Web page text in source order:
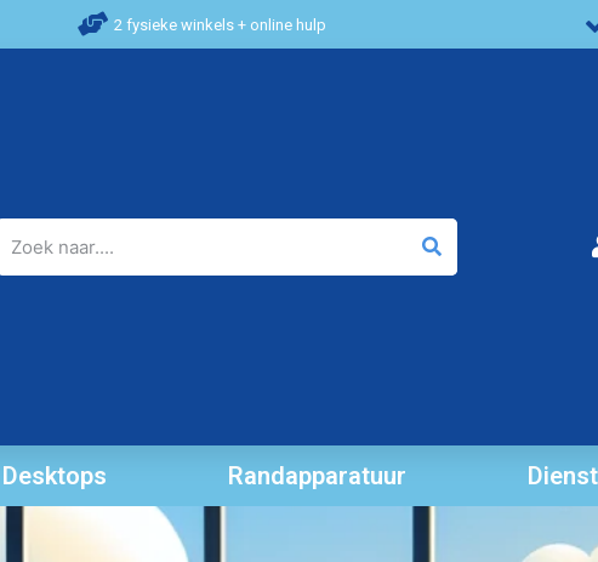
2 fysieke winkels + online hulp
Desktops Randapparatuur